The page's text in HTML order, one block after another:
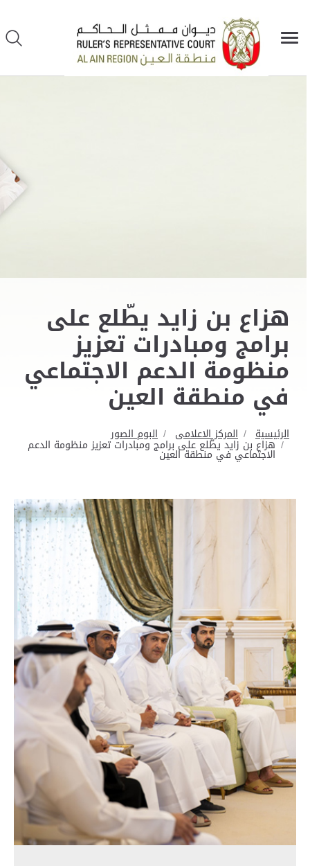
هزاع بن زايد يطّلع على
برامج ومبادرات تعزيز
منظومة الدعم الاجتماعي
في منطقة العين
الرئيسية المركز الاعلامى البوم الصور
هزاع بن زايد يطّلع على برامج ومبادرات تعزيز منظومة الدعم
الاجتماعي في منطقة العين